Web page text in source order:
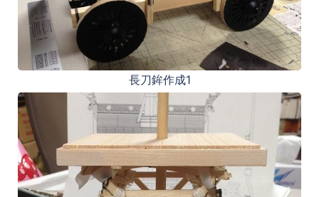
長刀鉾作成1